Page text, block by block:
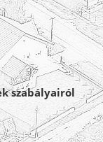
szabályairól